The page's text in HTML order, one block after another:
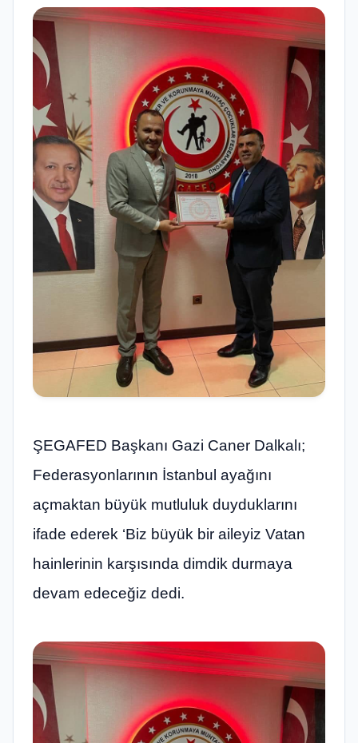
ŞEGAFED Başkanı Gazi Caner Dalkalı;
Federasyonlarının İstanbul ayağını
açmaktan büyük mutluluk duyduklarını
ifade ederek ‘Biz büyük bir aileyiz Vatan
hainlerinin karşısında dimdik durmaya
devam edeceğiz dedi.